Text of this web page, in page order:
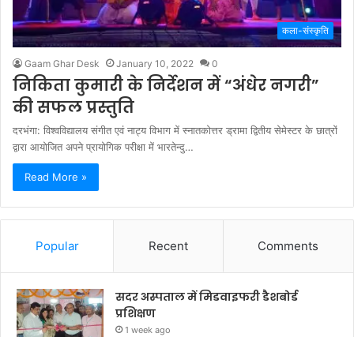
कला-संस्कृति
Gaam Ghar Desk January 10, 2022 0
निकिता कुमारी के निर्देशन में “अंधेर नगरी”
की सफल प्रस्तुति
दरभंगा: विश्वविद्यालय संगीत एवं नाट्य विभाग में स्नातकोत्तर ड्रामा द्वितीय सेमेस्टर के छात्रों
द्वारा आयोजित अपने प्रायोगिक परीक्षा में भारतेन्दु…
Read More »
Popular Recent Comments
सदर अस्पताल में मिडवाइफरी डैशबोर्ड
प्रशिक्षण
1 week ago